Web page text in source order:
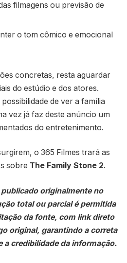
filmagens ou previsão de
o tom cômico e emocional
concretas, resta aguardar
do estúdio e dos atores.
de ver a família
vez já faz deste anúncio um
do entretenimento.
o 365 Filmes trará as
sobre The Family Stone 2.
originalmente no
total ou parcial é permitida
da fonte, com link direto
original, garantindo a correta
a credibilidade da informação.